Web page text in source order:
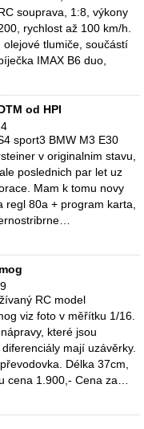
souprava, 1:8, výkony
rychlost až 100 km/h.
olejové tlumiče, součástí
IMAX B6 duo,
od HPI
sport3 BMW M3 E30
v originalnim stavu,
poslednich par let uz
Mam k tomu novy
regl 80a + program karta,
RC model
viz foto v měřítku 1/16.
které jsou
mají uzávěrky.
Délka 37cm,
cena 1.900,- Cena za…